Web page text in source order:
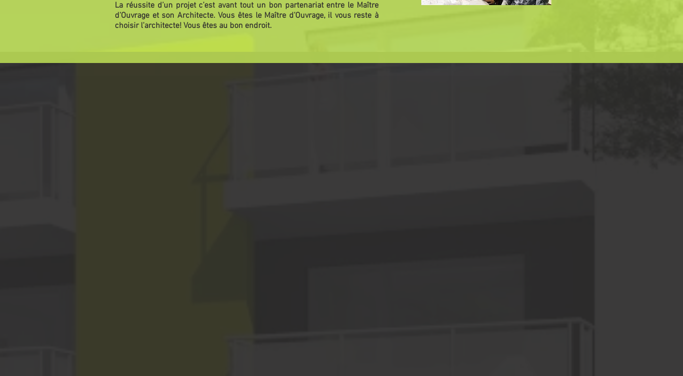
La réussite d’un projet c’est avant tout un bon partenariat entre le Maître
d’Ouvrage et son Architecte. Vous êtes le Maître d’Ouvrage, il vous reste à
choisir l’architecte! Vous êtes au bon endroit.